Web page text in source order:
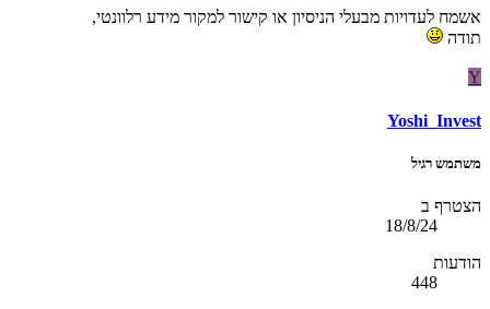
אשמח לעדויות מבעלי הניסיון או קישור למקור מידע רלוונטי,
תודה
Y
Yoshi_Invest
משתמש רגיל
הצטרף ב
18/8/24
הודעות
448